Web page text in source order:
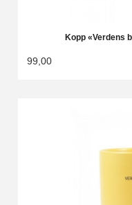
Kopp «Verdens
99,00